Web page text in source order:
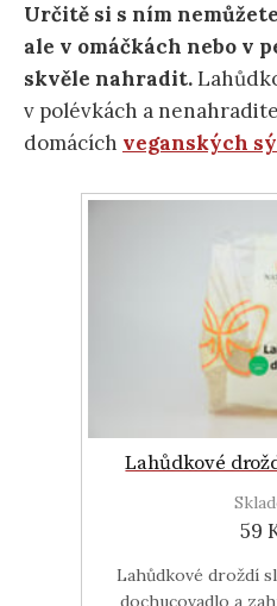
Určitě si s ním
ale v omáčkách nebo v
skvěle nahradit.
v polévkách a
domácích veganských
Lahůdkové
59
Lahůdkové droždí
dochucovadlo a